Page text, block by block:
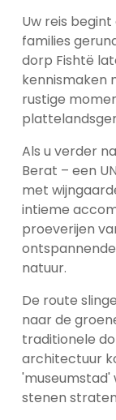
Uw reis
families
dorp Fishtë
kennismaken
rustige
Als u verder
Berat – een
met
intieme
proeverijen
natuur.
De route
naar de
traditionele
architectuur
'museumstad'
stenen